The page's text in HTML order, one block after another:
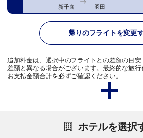
新千歳 羽田
帰りのフライトを変更
追加料金は、選択中のフライトとの差額の目
差額と異なる場合がございます。最終的な旅
お支払金額合計を必ずご確認ください。
ホテルを選択